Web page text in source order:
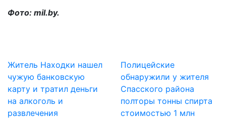
Фото: mil.by.
Житель Находки нашел
чужую банковскую
карту и тратил деньги
на алкоголь и
развлечения
Полицейские
обнаружили у жителя
Спасского района
полторы тонны спирта
стоимостью 1 млн